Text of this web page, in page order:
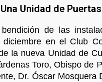
Unidad de
de las
en el Club
la nueva Unidad de
Toro, Obispo de
Dr. Óscar Mosquera